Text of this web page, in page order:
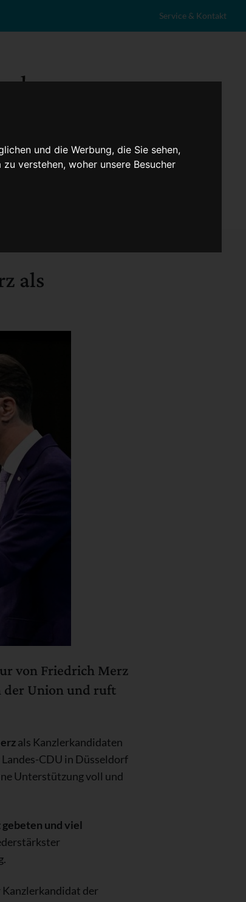
und die Werbung, die Sie sehen,
verstehen, woher unsere Besucher
Service & Kontakt
als
von Friedrich Merz
der Union und ruft
als Kanzlerkandidaten
CDU in Düsseldorf
Unterstützung voll und
und viel
der